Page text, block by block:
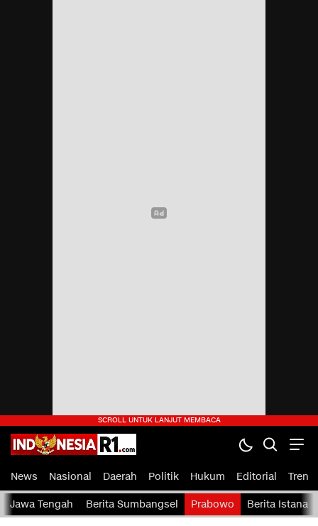
indonesiaR1.com
IndonesiaR1.com — Portal Berita Rakyat Indonesia
News Nasional Daerah Politik Hukum Editorial Tren
Jawa Tengah Berita Sumbangsel Prabowo Berita Istana